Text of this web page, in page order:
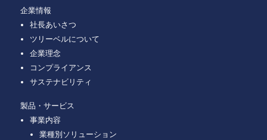
企業情報
社長あいさつ
ツリーベルについて
企業理念
コンプライアンス
サステナビリティ
製品・サービス
事業内容
業種別ソリューション